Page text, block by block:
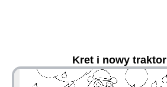
Kret i nowy traktor